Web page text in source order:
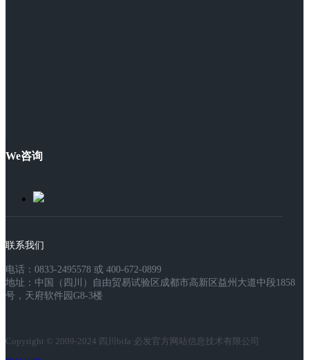
We咨询
联系我们
电话：0833-2495578 或 400-672-0899
地址：中国（四川）自由贸易试验区成都市高新区益州大道中段1858
号，天府软件园G8-3楼
Copyright © 2009-2024 四川bifa·必发官方网站信息技术有限公司